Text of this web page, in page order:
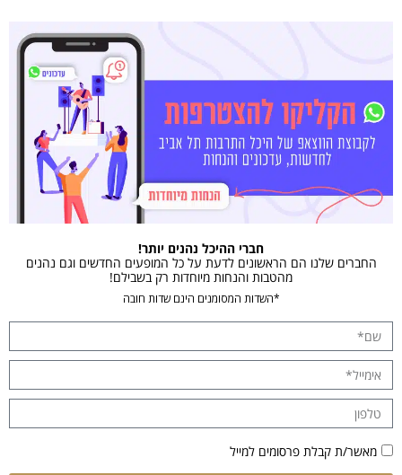
חברי ההיכל נהנים יותר!
החברים שלנו הם הראשונים לדעת על כל המופעים החדשים וגם נהנים
מהטבות והנחות מיוחדות רק בשבילם!
*השדות המסומנים הינם שדות חובה
מאשר/ת קבלת פרסומים למייל